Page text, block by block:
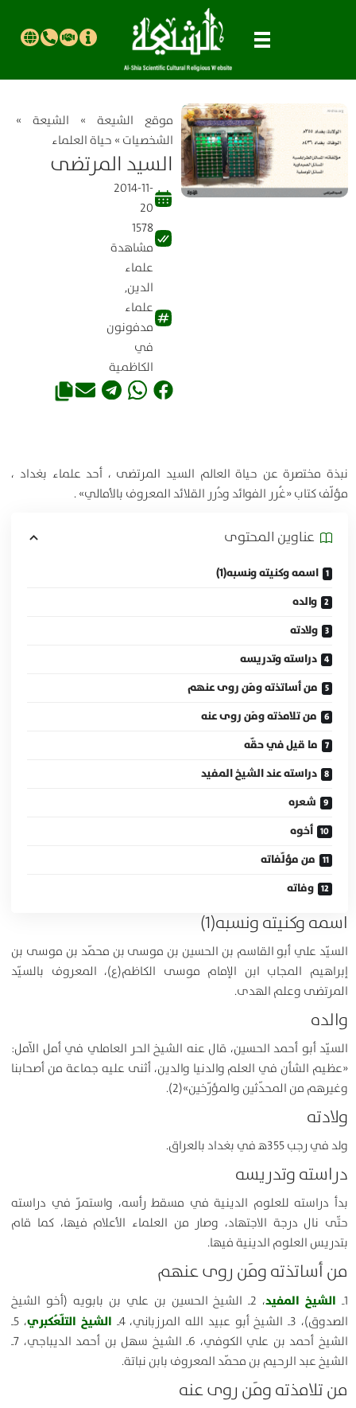
موقع الشیعة» الشيعة»
الشخصيات » حياة العلماء
السيد المرتضى
2014-11-
20
1578
مشاهدة
علماء
الدين,
علماء
مدفونون
في
الكاظمية
نبذة مختصرة عن حياة العالم السيد المرتضى ، أحد علماء بغداد ،
مؤلّف كتاب «غُرر الفوائد ودُرر القلائد المعروف بالأمالي» .
عناوين المحتوی
اسمه وكنيته ونسبه(1)
والده
ولادته
دراسته وتدريسه
من أساتذته ومَن روى عنهم
من تلامذته ومَن روى عنه
ما قيل في حقّه
دراسته عند الشيخ المفيد
شعره
أخوه
من مؤلّفاته
وفاته
اسمه وكنيته ونسبه(1)
السيّد علي أبو القاسم بن الحسين بن موسى بن محمّد بن موسى بن
إبراهيم المجاب ابن الإمام موسى الكاظم(ع)، المعروف بالسيّد
المرتضى وعلم الهدى.
والده
السيّد أبو أحمد الحسين، قال عنه الشيخ الحر العاملي في أمل الآمل:
«عظيم الشأن في العلم والدنيا والدين، أثنى عليه جماعة من أصحابنا
وغيرهم من المحدّثين والمؤرّخين»(2).
ولادته
ولد في رجب 355ﻫ في بغداد بالعراق.
دراسته وتدريسه
بدأ دراسته للعلوم الدينية في مسقط رأسه، واستمرّ في دراسته
حتّى نال درجة الاجتهاد، وصار من العلماء الأعلام فيها، كما قام
بتدريس العلوم الدينية فيها.
من أساتذته ومَن روى عنهم
1ـ الشيخ المفيد
، 2ـ الشيخ الحسين بن علي بن بابويه (أخو الشيخ
الصدوق)، 3ـ الشيخ أبو عبيد الله المرزباني، 4ـ
الشيخ التلّعُكبري
، 5ـ
الشيخ أحمد بن علي الكوفي، 6ـ الشيخ سهل بن أحمد الديباجي، 7ـ
الشيخ عبد الرحيم بن محمّد المعروف بابن نباتة.
من تلامذته ومَن روى عنه